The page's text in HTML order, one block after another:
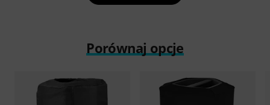
Porównaj opcje